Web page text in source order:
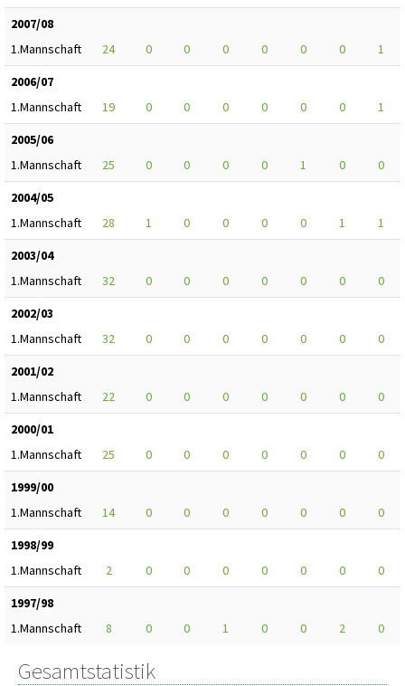
2007/08
1.Mannschaft
24 0 0 0 0 0 0
1
2006/07
1.Mannschaft
19 0 0 0 0 0 0
1
2005/06
1.Mannschaft
25 0 0 0 0 1 0
0
2004/05
1.Mannschaft
28 1 0 0 0 0 1
1
2003/04
1.Mannschaft
32 0 0 0 0 0 0
0
2002/03
1.Mannschaft
32 0 0 0 0 0 0
0
2001/02
1.Mannschaft
22 0 0 0 0 0 0
0
2000/01
1.Mannschaft
25 0 0 0 0 0 0
0
1999/00
1.Mannschaft
14 0 0 0 0 0 0
0
1998/99
1.Mannschaft
2 0 0 0 0 0 0
0
1997/98
1.Mannschaft
8 0 0 1 0 0 2 0
Gesamtstatistik